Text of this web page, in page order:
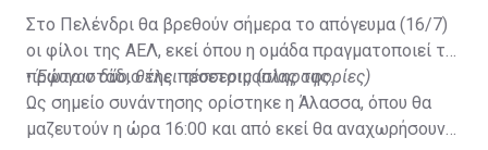
Στο Πελένδρι θα βρεθούν σήμερα το απόγευμα (16/7)
οι φίλοι της ΑΕΛ, εκεί όπου η ομάδα πραγματοποιεί το
πρώτο στάδιο της προετοιμασίας της.
•Έφυγαν δύο, θέλει τέσσερις (πληροφορίες)
Ως σημείο συνάντησης ορίστηκε η Άλασσα, όπου θα
μαζευτούν η ώρα 16:00 και από εκεί θα αναχωρήσουν